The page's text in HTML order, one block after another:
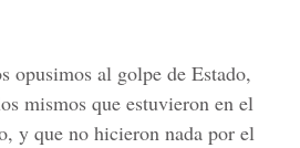
opusimos al golpe de Estado,
mismos que estuvieron en el
y que no hicieron nada por el